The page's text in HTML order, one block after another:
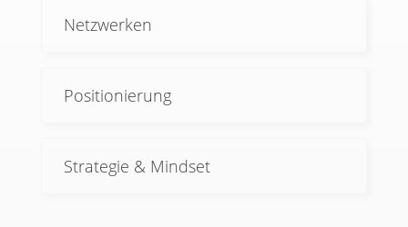
Netzwerken
Positionierung
Strategie & Mindset